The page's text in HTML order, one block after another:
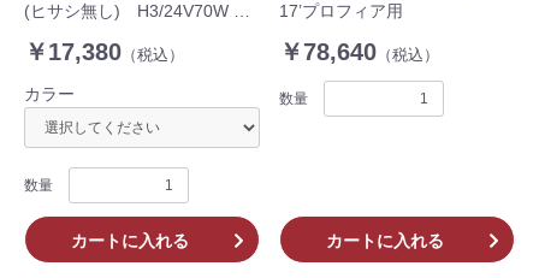
(ヒサシ無し) H3/24V70W ハ
クリア IPF
￥17,380 （税込）
カラー
数量
カートに入れる
17’プロフィア用
￥78,640 （税込）
数量
カートに入れる